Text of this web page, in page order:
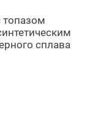
топазом
сплава